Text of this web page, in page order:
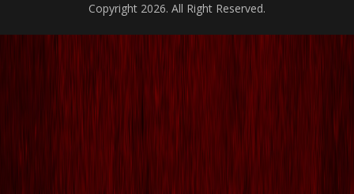
Copyright 2026. All Right Reserved.